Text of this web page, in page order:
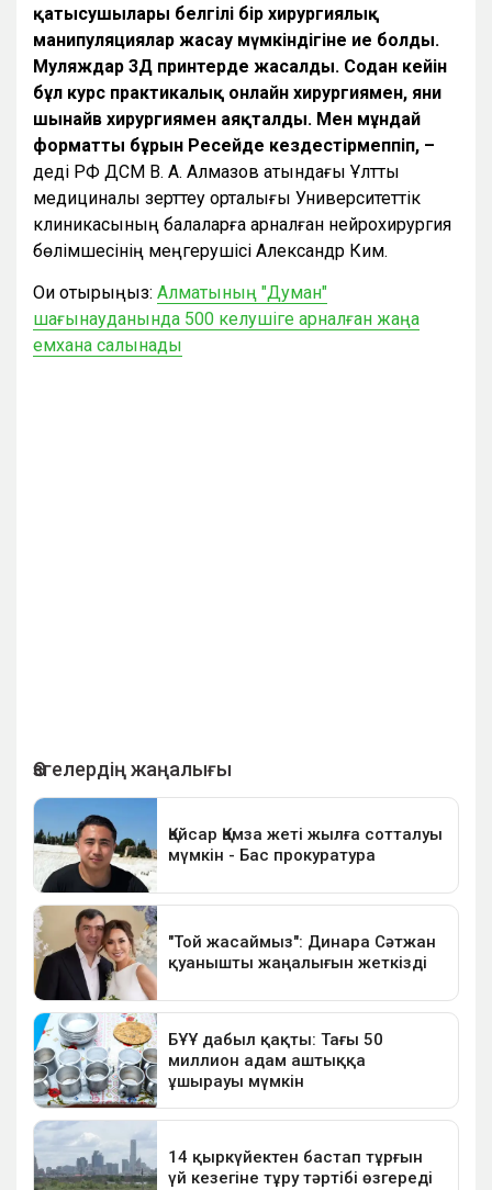
қатысушылары белгілі бір хирургиялық
манипуляциялар жасау мүмкіндігіне ие болды.
Муляждар 3Д принтерде жасалды. Содан кейін
бұл курс практикалық онлайн хирургиямен, яғни
шынайв хирургиямен аяқталды. Мен мұндай
форматты бұрын Ресейде кездестірмеппіп, –
деді РФ ДСМ В. А. Алмазов атындағы Ұлттық
медициналық зерттеу орталығы Университеттік
клиникасының балаларға арналған нейрохирургия
бөлімшесінің меңгерушісі Александр Ким.
Оқи отырыңыз: Алматының "Думан"
шағынауданында 500 келушіге арналған жаңа
емхана салынады